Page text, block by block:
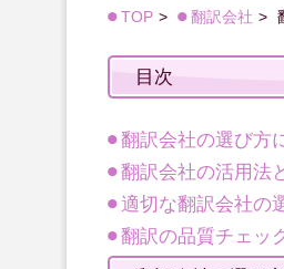
TOP 翻訳会社
目次
翻訳会社の選び方
翻訳会社の活用法
適切な翻訳会社の
翻訳の品質チェッ